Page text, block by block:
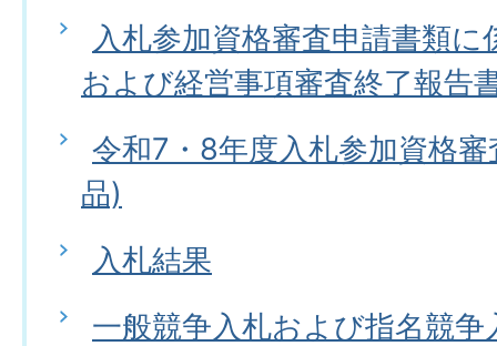
入札参加資格審査申請書類
および経営事項審査終了報告
令和7・8年度入札参加資格
品)
入札結果
一般競争入札および指名競